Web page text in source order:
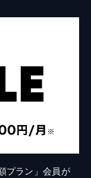
プラン」会員が